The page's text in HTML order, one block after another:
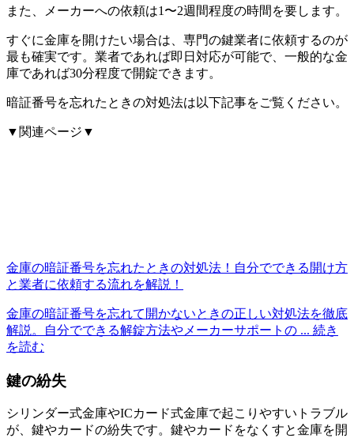
また、メーカーへの依頼は1〜2週間程度の時間を要します。
すぐに金庫を開けたい場合は、専門の鍵業者に依頼するのが
最も確実です。業者であれば即日対応が可能で、一般的な金
庫であれば30分程度で開錠できます。
暗証番号を忘れたときの対処法は以下記事をご覧ください。
▼関連ページ▼
金庫の暗証番号を忘れたときの対処法！自分でできる開け方
と業者に依頼する流れを解説！
金庫の暗証番号を忘れて開かないときの正しい対処法を徹底
解説。自分でできる解錠方法やメーカーサポートの ... 続き
を読む
鍵の紛失
シリンダー式金庫やICカード式金庫で起こりやすいトラブル
が、鍵やカードの紛失です。鍵やカードをなくすと金庫を開